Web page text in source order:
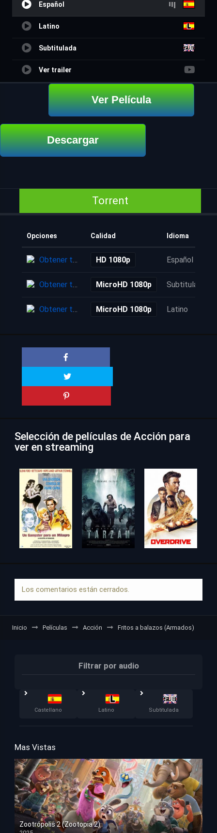
Español
Latino
Subtitulada
Ver trailer
Ver Película
Descargar
Torrent
Opciones Calidad Idioma
Obtener torrent HD 1080p Español
Obtener torrent MicroHD 1080p Subtitulada
Obtener torrent MicroHD 1080p Latino
Selección de películas de Acción para
ver en streaming
Los comentarios están cerrados.
Inicio Películas Acción Fritos a balazos (Armados)
Filtrar por audio
Castellano Latino Subtitulada
Mas Vistas
Zootrópolis 2 (Zootopia 2)